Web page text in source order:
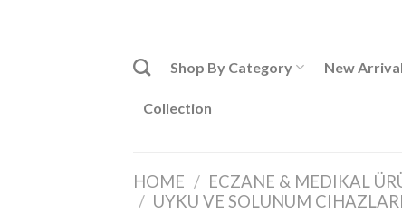
Shop By Category New
Collection
HOME / ECZANE & MEDIKAL
/ UYKU VE SOLUNUM CIHAZLARI